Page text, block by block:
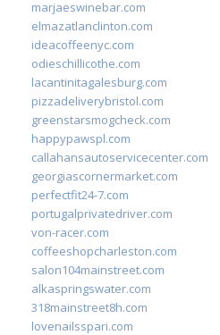
marjaeswinebar.com
elmazatlanclinton.com
ideacoffeenyc.com
odieschillicothe.com
lacantinitagalesburg.com
pizzadeliverybristol.com
greenstarsmogcheck.com
happypawspl.com
callahansautoservicecenter.com
georgiascornermarket.com
perfectfit24-7.com
portugalprivatedriver.com
von-racer.com
coffeeshopcharleston.com
salon104mainstreet.com
alkaspringswater.com
318mainstreet8h.com
lovenailsspari.com